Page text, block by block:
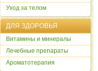
Уход за телом
ДЛЯ ЗДОРОВЬЯ
Витамины и минералы
Лечебные препараты
Ароматотерапия